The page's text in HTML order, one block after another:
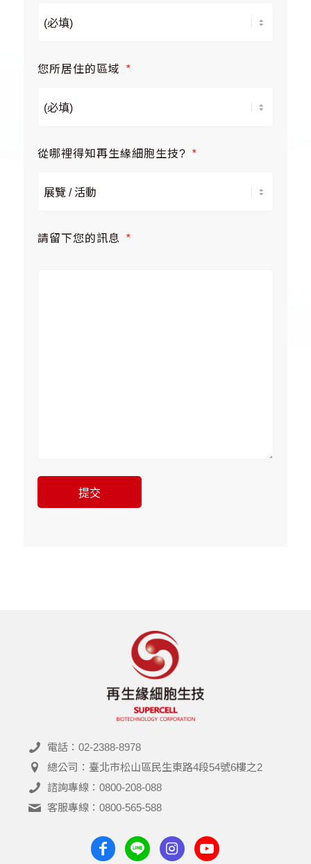
您所居住的區域 *
從哪裡得知再生緣細胞生技? *
請留下您的訊息 *
電話：02-2388-8978
總公司：臺北市松山區民生東路4段54號6樓之2
諮詢專線：0800-208-088
客服專線：0800-565-588